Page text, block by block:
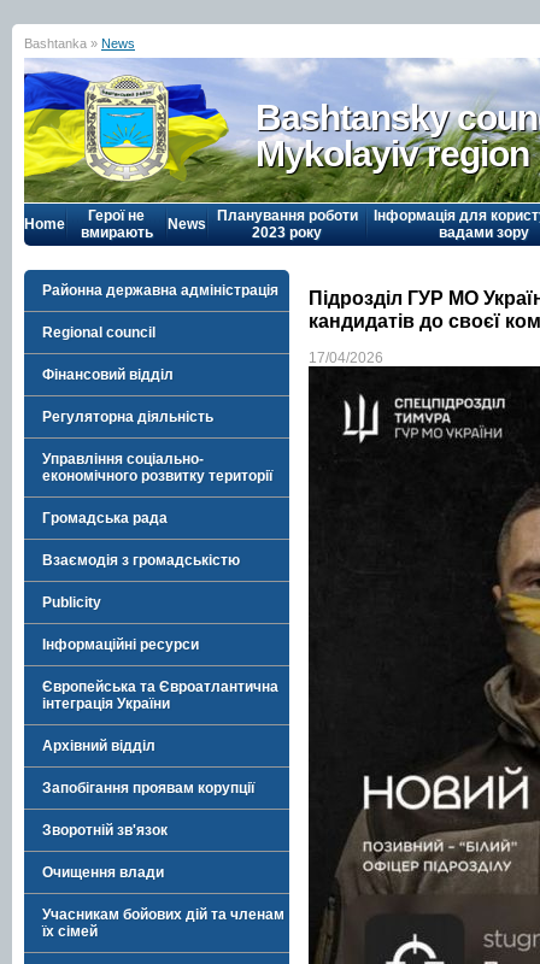
Bashtanka » News
Bashtansky
Mykolayiv region
Home
Герої не
вмирають
News
Планування роботи
2023 року
Інформація для
вадами зору
Районна державна адміністрація
Regional council
Фінансовий відділ
Регуляторна діяльність
Управління соціально-
економічного розвитку території
Громадська рада
Взаємодія з громадськістю
Publicity
Інформаційні ресурси
Європейська та Євроатлантична
інтеграція України
Архівний відділ
Запобігання проявам корупції
Зворотній зв'язок
Очищення влади
Учасникам бойових дій та членам
їх сімей
Підрозділ ГУР МО
кандидатів до своєї
17/04/2026